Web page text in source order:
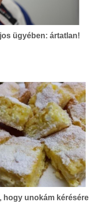
ügyében: ártatlan!
hogy unokám kérésére